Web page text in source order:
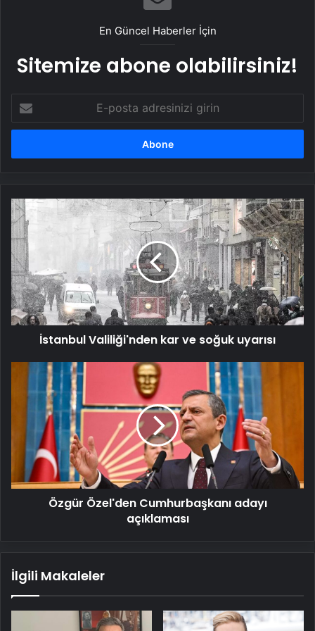
En Güncel Haberler İçin
Sitemize abone olabilirsiniz!
posta
adresinizi
İstanbul
Valiliği'nden
kar
ve
soğuk
uyarısı
İstanbul Valiliği'nden kar ve soğuk uyarısı
Özel'den
Cumhurbaşkanı
açıklaması
Özgür Özel'den Cumhurbaşkanı adayı
açıklaması
İlgili Makaleler